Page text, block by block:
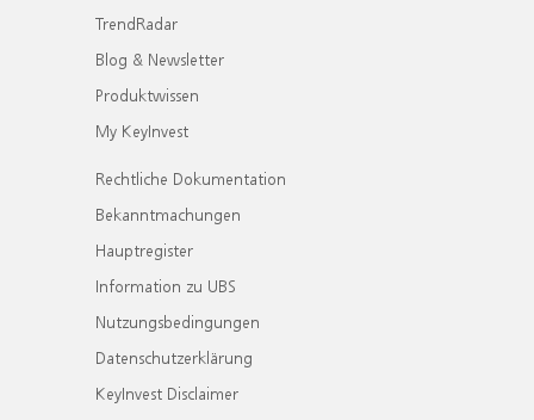
TrendRadar
Blog & Newsletter
Produktwissen
My KeyInvest
Rechtliche Dokumentation
Bekanntmachungen
Hauptregister
Information zu UBS
Nutzungsbedingungen
Datenschutzerklärung
KeyInvest Disclaimer